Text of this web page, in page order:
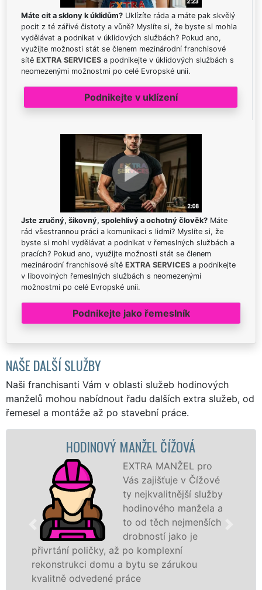
Máte cit a sklony k úklidům? Uklízíte ráda a máte pak skvělý
pocit z té zářivé čistoty a vůně? Myslíte si, že byste si mohla
vydělávat a podnikat v úklidových službách? Pokud ano,
využijte možnosti stát se členem mezinárodní franchisové
sítě EXTRA SERVICES a podnikejte v úklidových službách s
neomezenými možnostmi po celé Evropské unii.
Podnikejte v uklízení
Jste zručný, šikovný, spolehlivý a ochotný člověk? Máte
rád všestrannou práci a komunikaci s lidmi? Myslíte si, že
byste si mohl vydělávat a podnikat v řemeslných službách a
pracích? Pokud ano, využijte možnosti stát se členem
mezinárodní franchisové sítě EXTRA SERVICES a podnikejte
v libovolných řemeslných službách s neomezenými
možnostmi po celé Evropské unii.
Podnikejte jako řemeslník
NAŠE DALŠÍ SLUŽBY
Naši franchisanti Vám v oblasti služeb hodinových
manželů mohou nabídnout řadu dalších extra služeb, od
řemesel a montáže až po stavební práce.
HODINOVÝ MANŽEL ČÍŽOVÁ
EXTRA MANŽEL pro
Vás zajišťuje v Čížové
ty nejkvalitnější služby
hodinového manžela a
to od těch nejmenších
drobností jako je
přivrtání poličky, až po komplexní
rekonstrukci domu a bytu se zárukou
kvalitně odvedené práce